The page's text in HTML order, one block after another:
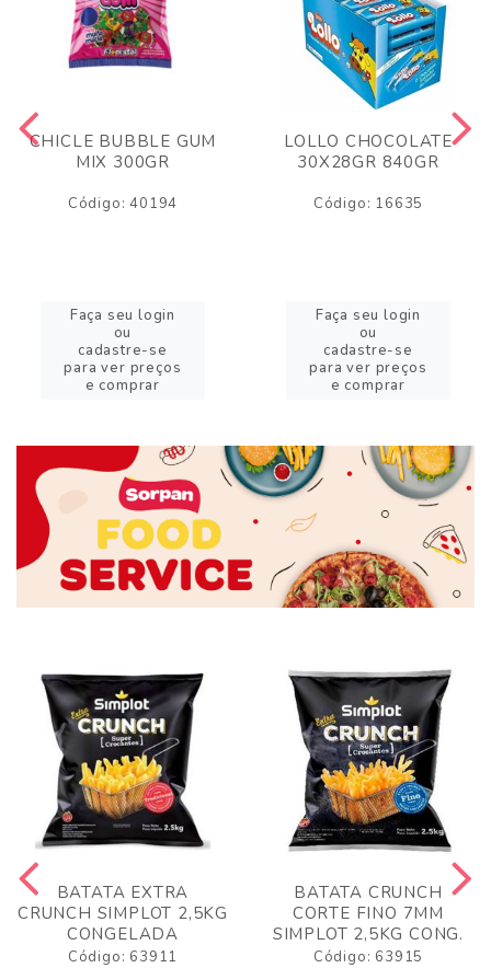
CHICLE BUBBLE GUM
MIX 300GR
Código: 40194
Faça seu login
ou
cadastre-se
para ver preços
e comprar
LOLLO CHOCOLATE
30X28GR 840GR
Código: 16635
Faça seu login
ou
cadastre-se
para ver preços
e comprar
BATATA EXTRA
CRUNCH SIMPLOT 2,5KG
CONGELADA
Código: 63911
BATATA CRUNCH
CORTE FINO 7MM
SIMPLOT 2,5KG CONG.
Código: 63915